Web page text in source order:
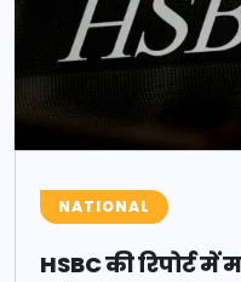
NATIONAL
HSBC की रिपोर्ट